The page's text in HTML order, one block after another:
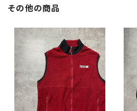
その他の商品